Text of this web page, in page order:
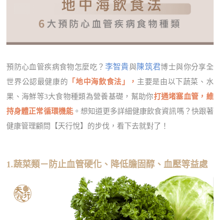
預防心血管疾病食物怎麼吃？ 李智貴與陳筑君博士與你分享全
世界公認最健康的 「地中海飲食法」， 主要是由以下蔬菜、水
果、海鮮等3大食物種類為營養基礎，幫助你打通堵塞血管，維
持身體正常循環機能。想知道更多詳細健康飲食資訊嗎？快跟著
健康管理顧問【天行悅】的步伐，看下去就對了！
1.蔬菜類－防止血管硬化、降低膽固醇、血壓等益處